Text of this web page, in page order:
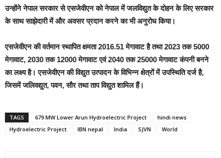
उन्होंने नेपाल सरकार से एसजेवीएन को नेपाल में जलविद्युत के दोहन के लिए सरकार
के साथ साझेदारी में और अवसर प्रदान करने का भी अनुरोध किया।
एसजेवीएन की वर्तमान स्थापित क्षमता 2016.51 मेगावाट है तथा 2023 तक 5000
मेगावाट, 2030 तक 12000 मेगावाट एवं 2040 तक 25000 मेगावाट कंपनी बनने
का लक्ष्य है। एसजेवीएन की विद्युत उत्पादन के विभिन्न क्षेत्रों में उपस्थिति दर्ज है,
जिसमें जलिवद्युत, पवन, सौर तथा ताप विद्युत शामिल हैं।
TAGS 679 MW Lower Arun Hydroelectric Project
hindi news
Hydroelectric Project
IBN nepal India SJVN World